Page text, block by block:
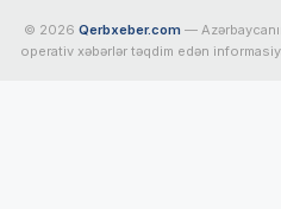
© 2026 Qerbxeber.com —
operativ xəbərlər təqdim edən